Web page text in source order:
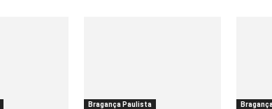
Bragança Paulista